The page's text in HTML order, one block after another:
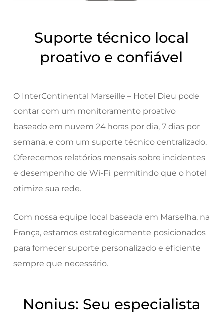
Suporte técnico local
proativo e confiável
O InterContinental Marseille – Hotel Dieu pode
contar com um monitoramento proativo
baseado em nuvem 24 horas por dia, 7 dias por
semana, e com um suporte técnico centralizado.
Oferecemos relatórios mensais sobre incidentes
e desempenho de Wi-Fi, permitindo que o hotel
otimize sua rede.
Com nossa equipe local baseada em Marselha, na
França, estamos estrategicamente posicionados
para fornecer suporte personalizado e eficiente
sempre que necessário.
Nonius: Seu especialista